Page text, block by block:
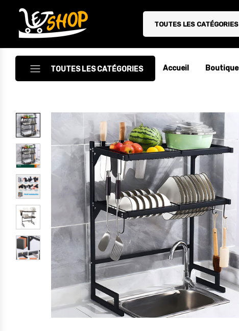
Letshop.dz
TOUTES LES CATÉGORIES
TOUTES LES CATÉGORIES
Accessoires
Accessoires Auto/Moto
Accessoires PC
Camping & Randonnée
Cuisine
Décoration
Electroménager
Électronique
Jouets
Outillages & Bricolage
Accueil Boutique